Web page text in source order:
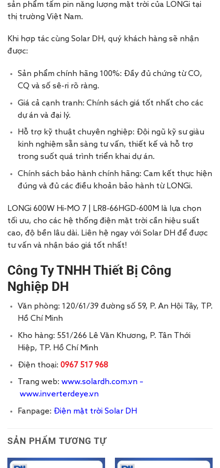
sản phẩm tấm pin năng lượng mặt trời của LONGi tại
thị trường Việt Nam.
Khi hợp tác cùng Solar DH, quý khách hàng sẽ nhận
được:
Sản phẩm chính hãng 100%: Đầy đủ chứng từ CO,
CQ và số sê-ri rõ ràng.
Giá cả cạnh tranh: Chính sách giá tốt nhất cho các
dự án và đại lý.
Hỗ trợ kỹ thuật chuyên nghiệp: Đội ngũ kỹ sư giàu
kinh nghiệm sẵn sàng tư vấn, thiết kế và hỗ trợ
trong suốt quá trình triển khai dự án.
Chính sách bảo hành chính hãng: Cam kết thực hiện
đúng và đủ các điều khoản bảo hành từ LONGi.
LONGi 600W Hi-MO 7 | LR8-66HGD-600M là lựa chọn
tối ưu, cho các hệ thống điện mặt trời cần hiệu suất
cao, độ bền lâu dài. Liên hệ ngay với Solar DH để được
tư vấn và nhận báo giá tốt nhất!
Công Ty TNHH Thiết Bị Công
Nghiệp DH
Văn phòng: 120/61/39 đường số 59, P. An Hội Tây, TP.
Hồ Chí Minh
Kho hàng: 551/266 Lê Văn Khương, P. Tân Thới
Hiệp, TP. Hồ Chí Minh
Điện thoại: 0967 517 968
Trang web: www.solardh.com.vn–
www.inverterdeye.vn
Fanpage: Điện mặt trời Solar DH
SẢN PHẨM TƯƠNG TỰ